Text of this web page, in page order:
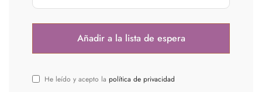
He leído y acepto la política de privacidad